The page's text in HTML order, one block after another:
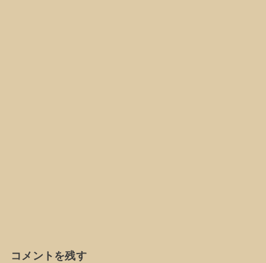
コメントを残す